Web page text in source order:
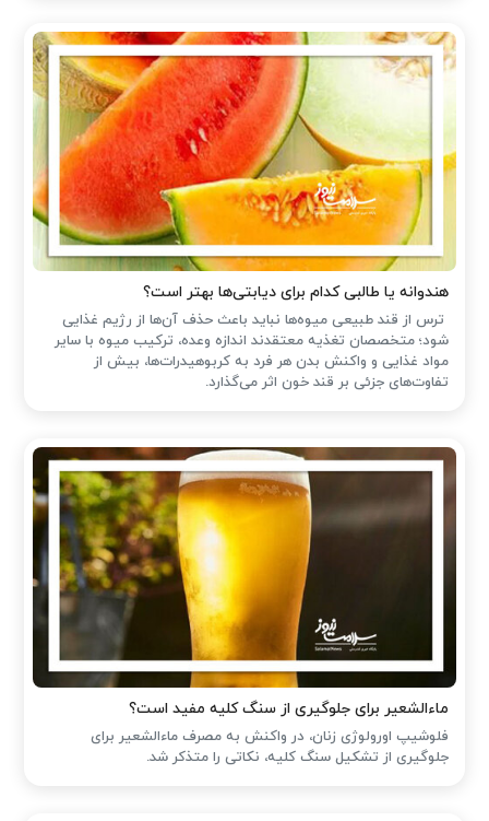
هندوانه یا طالبی کدام برای دیابتی‌ها بهتر است؟
ترس از قند طبیعی میوه‌ها نباید باعث حذف آن‌ها از رژیم غذایی
شود؛ متخصصان تغذیه معتقدند اندازه وعده، ترکیب میوه با سایر
مواد غذایی و واکنش بدن هر فرد به کربوهیدرات‌ها، بیش از
تفاوت‌های جزئی بر قند خون اثر می‌گذارد.
ماءالشعیر برای جلوگیری از سنگ کلیه مفید است؟
فلوشیپ اورولوژی زنان، در واکنش به مصرف ماءالشعیر برای
جلوگیری از تشکیل سنگ کلیه، نکاتی را متذکر شد.